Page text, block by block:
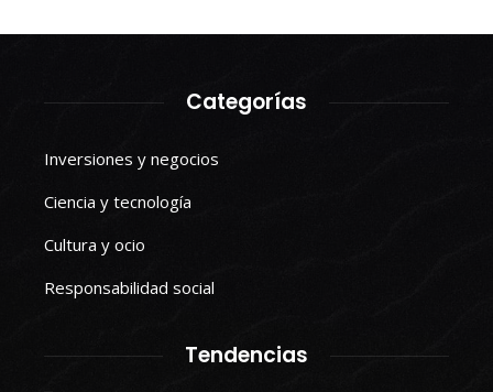
Categorías
Inversiones y negocios
Ciencia y tecnología
Cultura y ocio
Responsabilidad social
Tendencias